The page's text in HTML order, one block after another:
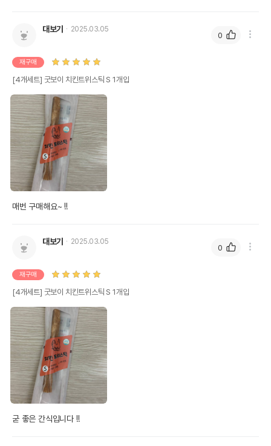
대보기 2025.03.05
재구매
[4개세트] 굿보이 치킨트위스틱 S 1개입
매번 구매해요~ !!
0
대보기 2025.03.05
재구매
[4개세트] 굿보이 치킨트위스틱 S 1개입
굳 좋은 간식입니다 !!
0